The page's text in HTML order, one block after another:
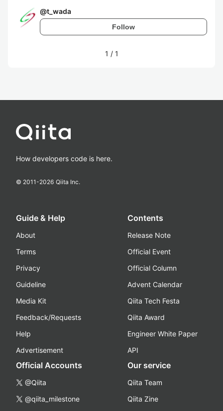
@t_wada
Follow
1 / 1
How developers code is here.
© 2011-2026 Qiita Inc.
Guide & Help
About
Terms
Privacy
Guideline
Media Kit
Feedback/Requests
Help
Advertisement
Contents
Release Note
Official Event
Official Column
Advent Calendar
Qiita Tech Festa
Qiita Award
Engineer White Paper
API
Official Accounts
@Qiita
@qiita_milestone
Our service
Qiita Team
Qiita Zine